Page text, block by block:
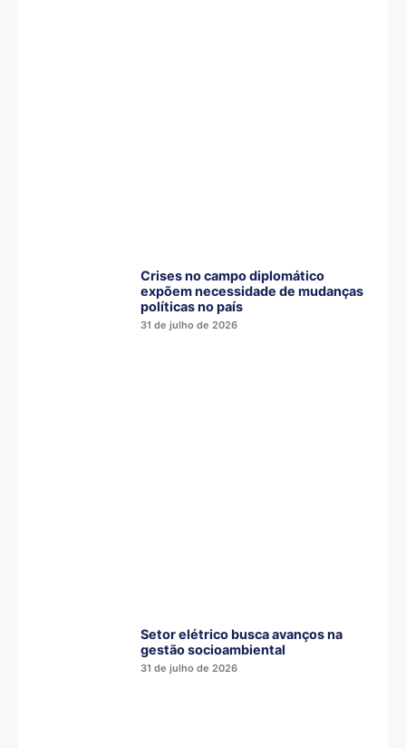
Crises no campo diplomático
expõem necessidade de mudanças
políticas no país
31 de julho de 2026
Setor elétrico busca avanços na
gestão socioambiental
31 de julho de 2026